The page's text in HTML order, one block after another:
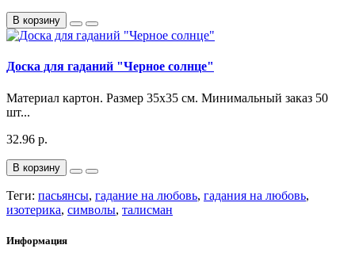
В корзину
Доска для гаданий "Черное солнце"
Материал картон. Размер 35х35 см. Минимальный заказ 50
шт...
32.96 р.
В корзину
Теги: пасьянсы, гадание на любовь, гадания на любовь,
изотерика, символы, талисман
Информация